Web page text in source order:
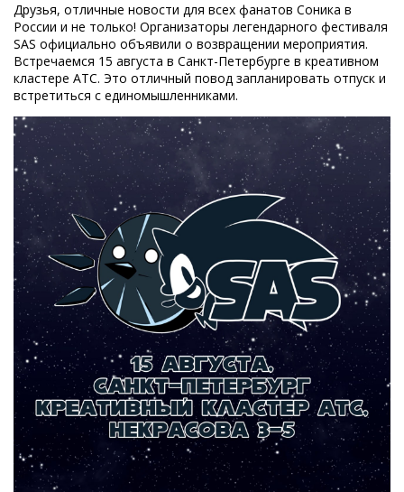
Друзья, отличные новости для всех фанатов Соника в
России и не только! Организаторы легендарного фестиваля
SAS официально объявили о возвращении мероприятия.
Встречаемся 15 августа в Санкт-Петербурге в креативном
кластере АТС. Это отличный повод запланировать отпуск и
встретиться с единомышленниками.